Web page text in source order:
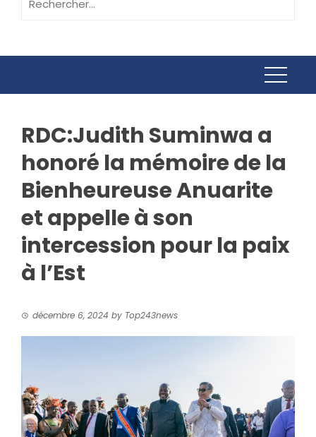
RDC:Judith Suminwa a
honoré la mémoire de la
Bienheureuse Anuarite
et appelle à son
intercession pour la paix
à l’Est
décembre 6, 2024 by Top243news